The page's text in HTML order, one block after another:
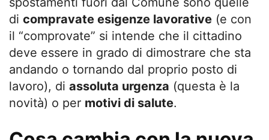
di compravate esigenze lavorative (e con
il “comprovate” si intende che il cittadino
deve essere in grado di dimostrare che sta
andando o tornando dal proprio posto di
lavoro), di assoluta urgenza (questa è la
novità) o per motivi di salute.